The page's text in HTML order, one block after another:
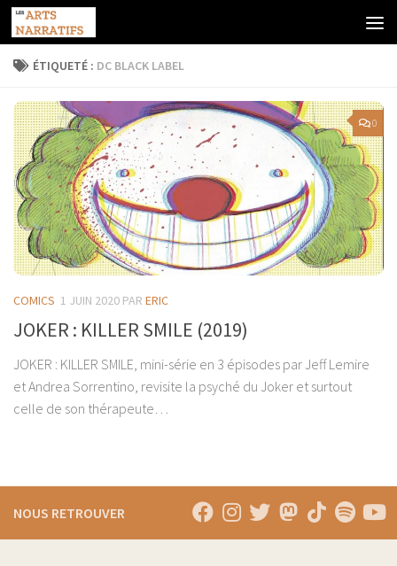
Skip to content
ÉTIQUETÉ : DC BLACK LABEL
0
COMICS 1 JUIN 2020 PAR ERIC
JOKER : KILLER SMILE (2019)
JOKER : KILLER SMILE, mini-série en 3 épisodes par Jeff Lemire
et Andrea Sorrentino, revisite la psyché du Joker et surtout
celle de son thérapeute…
NOUS RETROUVER